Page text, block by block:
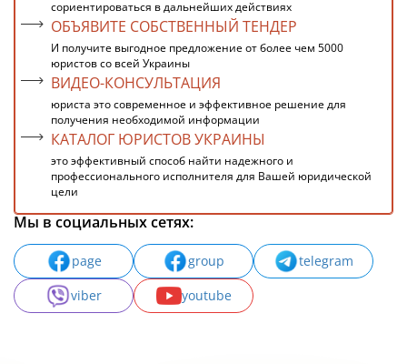
сориентироваться в дальнейших действиях
ОБЪЯВИТЕ СОБСТВЕННЫЙ ТЕНДЕР
И получите выгодное предложение от более чем 5000
юристов со всей Украины
ВИДЕО-КОНСУЛЬТАЦИЯ
юриста это современное и эффективное решение для
получения необходимой информации
КАТАЛОГ ЮРИСТОВ УКРАИНЫ
это эффективный способ найти надежного и
профессионального исполнителя для Вашей юридической
цели
Мы в социальных сетях:
page group
telegram
viber
youtube